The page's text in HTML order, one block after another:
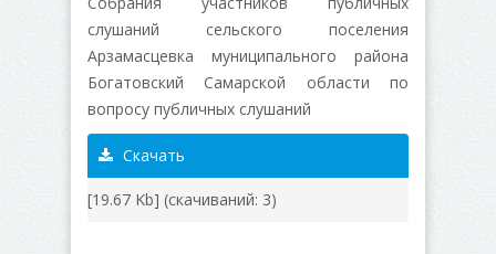
слушаний сельского поселения
Арзамасцевка муниципального района
Богатовский Самарской области по
вопросу публичных слушаний
Скачать
[19.67 Kb] (cкачиваний: 3)